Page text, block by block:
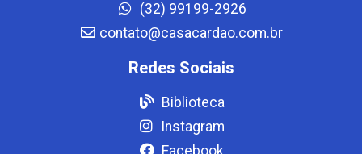
(32) 99199-2926
contato@casacardao.com.br
Redes Sociais
Biblioteca
Instagram